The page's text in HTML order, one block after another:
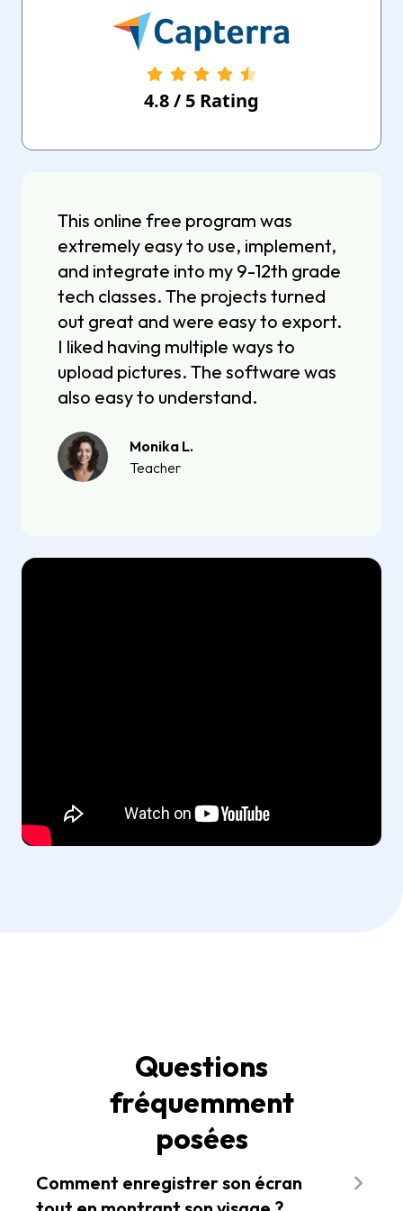
4.8/ 5 Rating
This online free program was
extremely easy to use, implement,
and integrate into my 9-12th grade
tech classes. The projects turned
out great and were easy to export.
I liked having multiple ways to
upload pictures. The software was
also easy to understand.
Monika L.
Teacher
Questions
fréquemment
posées
Comment enregistrer son écran